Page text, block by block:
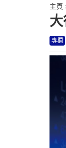
主頁
專欄